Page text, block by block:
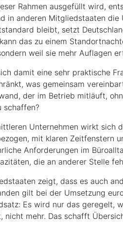
Rahmen ausgefüllt wird,
in anderen Mitgliedstaaten die
bleibt, setzt
das zu einem
weil sie mehr Auflagen
damit eine sehr praktische
was gemeinsam
der im Betrieb mitläuft,
schaffen?
Unternehmen wirkt sich
mit klaren Zeitfenstern
Anforderungen im
die an anderer Stelle
zeigt, dass es auch
gilt bei der Umsetzung
Es wird nur das geregelt,
nicht mehr. Das schafft